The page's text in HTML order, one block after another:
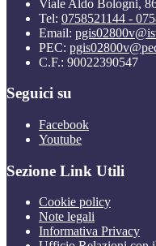
Viale Aldo Bologni,
Tel: 0758521144 -
Email:
PEC:
C.F.: 90022390547
Seguici su
Facebook
Youtube
Sezione Link Utili
Cookie policy
Note legali
Informativa Privacy